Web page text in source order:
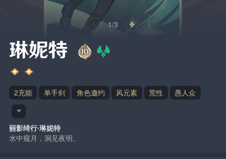
1/3
琳妮特
2充能 单手剑 角色邀约 风元素 荒性 愚人众
丽影绮行·琳妮特
水中窥月，洞见夜明。